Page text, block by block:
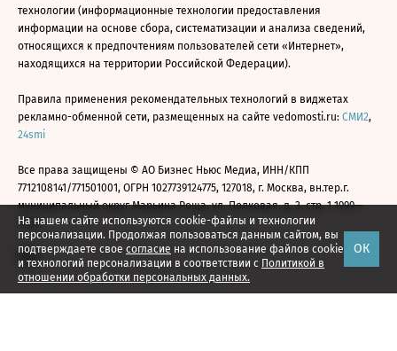
На нашем сайте используются cookie-файлы и технологии
персонализации. Продолжая пользоваться данным сайтом, вы
подтверждаете свое согласие на использование файлов cookie
и технологий персонализации в соответствии с Политикой в
отношении обработки персональных данных.
ОК
технологии (информационные технологии предоставления
информации на основе сбора, систематизации и анализа сведений,
относящихся к предпочтениям пользователей сети «Интернет»,
находящихся на территории Российской Федерации).
Правила применения рекомендательных технологий в виджетах
рекламно-обменной сети, размещенных на сайте vedomosti.ru: СМИ2,
24smi
Все права защищены © АО Бизнес Ньюс Медиа, ИНН/КПП
7712108141/771501001, ОГРН 1027739124775, 127018, г. Москва, вн.тер.г.
муниципальный округ Марьина Роща, ул. Полковая, д. 3, стр. 1 1999—
2026